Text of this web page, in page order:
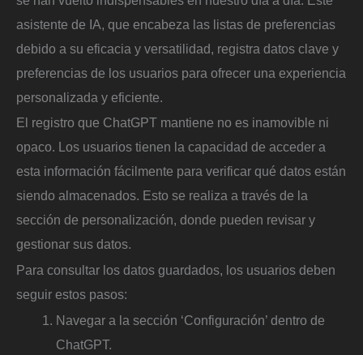
asistente de IA, que encabeza las listas de preferencias
debido a su eficacia y versatilidad, registra datos clave y
preferencias de los usuarios para ofrecer una experiencia
personalizada y eficiente.
El registro que ChatGPT mantiene no es inamovible ni
opaco. Los usuarios tienen la capacidad de acceder a
esta información fácilmente para verificar qué datos están
siendo almacenados. Esto se realiza a través de la
sección de personalización, donde pueden revisar y
gestionar sus datos.
Para consultar los datos guardados, los usuarios deben
seguir estos pasos:
Navegar a la sección ‘Configuración’ dentro de
ChatGPT.